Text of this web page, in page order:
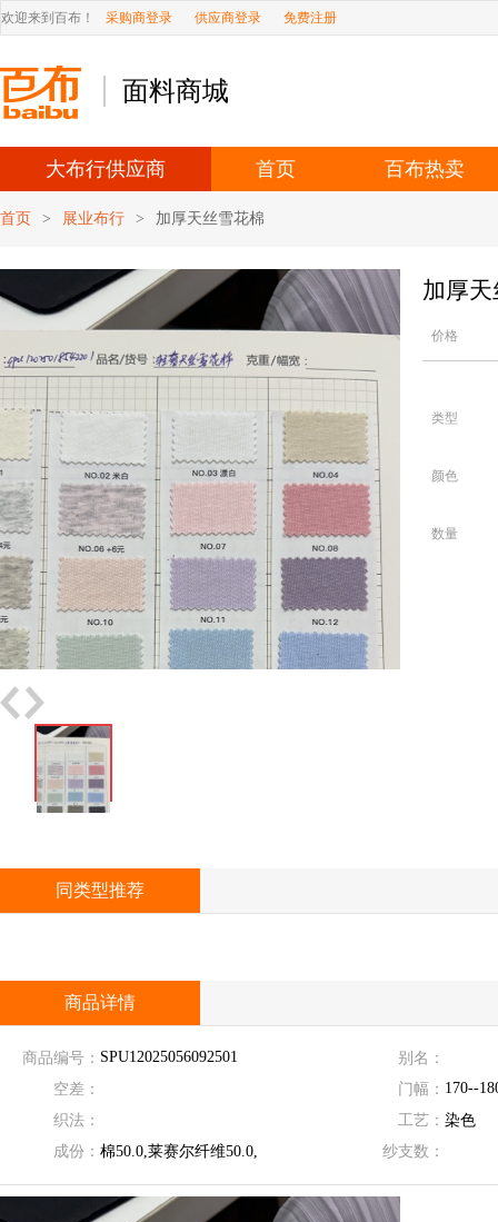
欢迎来到百布！ 采购商登录 供应商登录 免费注册
面料商城
大布行供应商 首页 百布热卖
首页 > 展业布行 > 加厚天丝雪花棉
加厚
价格
类型
颜色
数量
同类型推荐
商品详情
商品编号： SPU12025056092501
别名：
空差：
门幅： 170--
织法：
工艺： 染色
成份： 棉50.0,莱赛尔纤维50.0, 纱支数：